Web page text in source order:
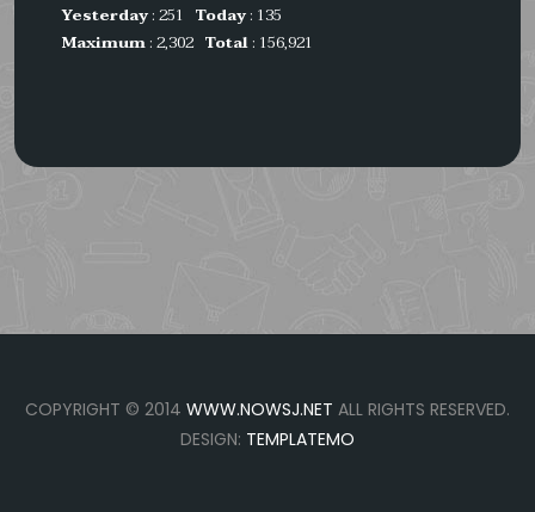
Yesterday: 251 Today: 135
Maximum: 2,302 Total: 156,921
COPYRIGHT © 2014 WWW.NOWSJ.NET ALL RIGHTS RESERVED.
DESIGN: TEMPLATEMO